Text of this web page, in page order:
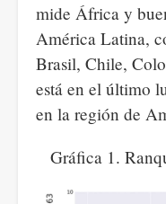
mide África y
América Latina,
Brasil, Chile,
está en el último
en la región de
Gráfica 1.